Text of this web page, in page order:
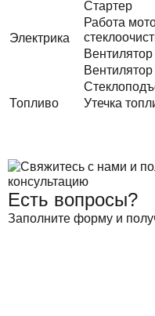
Электрика
Стартер
Работа
Топливо
Утечка
Есть вопросы?
Заполните форму и